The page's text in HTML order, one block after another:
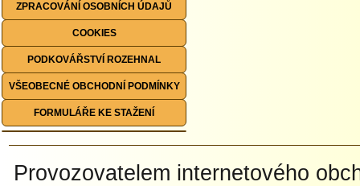
ZPRACOVÁNÍ OSOBNÍCH ÚDAJŮ
COOKIES
PODKOVÁŘSTVÍ ROZEHNAL
VŠEOBECNÉ OBCHODNÍ PODMÍNKY
FORMULÁŘE KE STAŽENÍ
Provozovatelem internetového